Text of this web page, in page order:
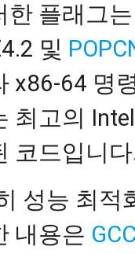
한 플래그
및
x86-64 명
최고의
코드입니
성능 최적
내용은